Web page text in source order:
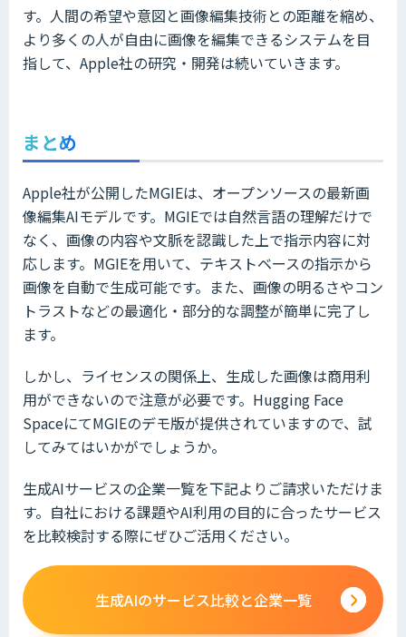
す。人間の希望や意図と画像編集技術との距離を縮め、
より多くの人が自由に画像を編集できるシステムを目
指して、Apple社の研究・開発は続いていきます。
まとめ
Apple社が公開したMGIEは、オープンソースの最新画
像編集AIモデルです。MGIEでは自然言語の理解だけで
なく、画像の内容や文脈を認識した上で指示内容に対
応します。MGIEを用いて、テキストベースの指示から
画像を自動で生成可能です。また、画像の明るさやコン
トラストなどの最適化・部分的な調整が簡単に完了し
ます。
しかし、ライセンスの関係上、生成した画像は商用利
用ができないので注意が必要です。Hugging Face
SpaceにてMGIEのデモ版が提供されていますので、試
してみてはいかがでしょうか。
生成AIサービスの企業一覧を下記よりご請求いただけま
す。自社における課題やAI利用の目的に合ったサービス
を比較検討する際にぜひご活用ください。
生成AIのサービス比較と企業一覧